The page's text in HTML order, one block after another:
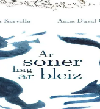
Ur galedenn a zen
talabarder, ha Yann ar
Menez Are....